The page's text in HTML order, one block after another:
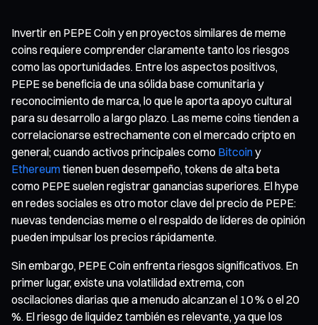
Invertir en PEPE Coin y en proyectos similares de meme
coins requiere comprender claramente tanto los riesgos
como las oportunidades. Entre los aspectos positivos,
PEPE se beneficia de una sólida base comunitaria y
reconocimiento de marca, lo que le aporta apoyo cultural
para su desarrollo a largo plazo. Las meme coins tienden a
correlacionarse estrechamente con el mercado cripto en
general; cuando activos principales como Bitcoiny
Ethereumtienen buen desempeño, tokens de alta beta
como PEPE suelen registrar ganancias superiores. El hype
en redes sociales es otro motor clave del precio de PEPE:
nuevas tendencias meme o el respaldo de líderes de opinión
pueden impulsar los precios rápidamente.
Sin embargo, PEPE Coin enfrenta riesgos significativos. En
primer lugar, existe una volatilidad extrema, con
oscilaciones diarias que a menudo alcanzan el 10 % o el 20
%. El riesgo de liquidez también es relevante, ya que los